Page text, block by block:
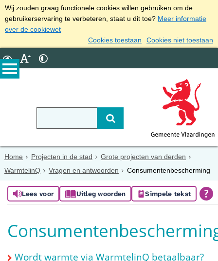
Wij zouden graag functionele cookies willen gebruiken om de
gebruikerservaring te verbeteren, staat u dit toe? Meer informatie
over de cookiewet
Cookies toestaan
Cookies niet toestaan
Home Projecten in de stad
Grote projecten van derden
WarmtelinQ
Vragen en antwoorden Consumentenbescherming
Lees voor Uitleg woorden Simpele tekst
Wordt warmte via WarmtelinQ betaalbaar?